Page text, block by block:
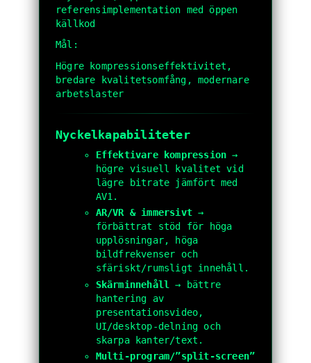
referensimplementation med öppen
källkod
Mål:
Högre kompressionseffektivitet,
bredare kvalitetsomfång, modernare
arbetslaster
Nyckelkapabiliteter
Effektivare kompression →
högre visuell kvalitet vid
lägre bitrate jämfört med
AV1.
AR/VR & immersivt →
förbättrat stöd för höga
upplösningar, höga
bildfrekvenser och
sfäriskt/rumsligt innehåll.
Skärminnehåll
→ bättre
hantering av
presentationsvideo,
UI/desktop-delning och
skarpa kanter/text.
Multi-program/”split-screen”